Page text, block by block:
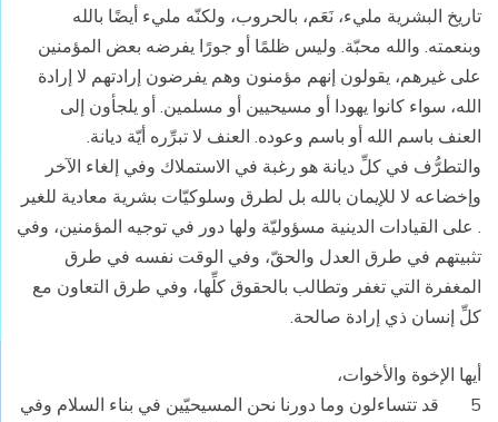
تاريخ البشرية مليء، نَعَم، بالحروب، ولكنّه مليء أيضًا بالله
وبنعمته. والله محبّة. وليس ظلمًا أو جورًا يفرضه بعض المؤمنين
على غيرهم، يقولون إنهم مؤمنون وهم يفرضون إرادتهم لا إرادة
الله، سواء كانوا يهودا أو مسيحيين أو مسلمين. أو يلجأون إلى
العنف باسم الله أو باسم وعوده. العنف لا تبرِّره أيّة ديانة.
والتطرُّف في كلِّ ديانة هو رغبة في الاستملاك وفي إلغاء الآخر
وإخضاعه لا للإيمان بالله بل لطرق وسلوكيّات بشرية معادية للغير
. على القيادات الدينية مسؤوليّة ولها دور في توجيه المؤمنين، وفي
تثبيتهم في طرق العدل والحقّ، وفي الوقت نفسه في طرق
المغفرة التي تغفر وتطالب بالحقوق كلِّها، وفي طرق التعاون مع
كلِّ إنسان ذي إرادة صالحة.
أيها الإخوة والأخوات،
5 قد تتساءلون وما دورنا نحن المسيحيّين في بناء السلام وفي